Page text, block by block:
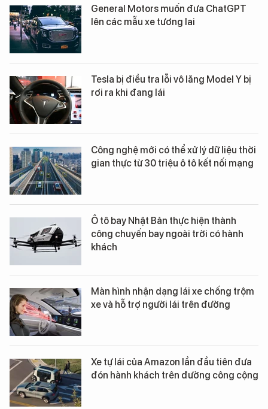
General Motors muốn đưa ChatGPT
lên các mẫu xe tương lai
Tesla bị điều tra lỗi vô lăng Model Y bị
rơi ra khi đang lái
Công nghệ mới có thể xử lý dữ liệu thời
gian thực từ 30 triệu ô tô kết nối mạng
Ô tô bay Nhật Bản thực hiện thành
công chuyến bay ngoài trời có hành
khách
Màn hình nhận dạng lái xe chống trộm
xe và hỗ trợ người lái trên đường
Xe tự lái của Amazon lần đầu tiên đưa
đón hành khách trên đường công cộng